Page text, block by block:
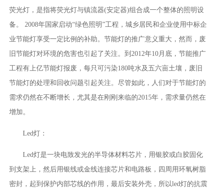
荧光灯，是指将荧光灯与镇流器(安定器)组合成一个整体的照明设
备。 2008年国家启动“绿色照明”工程，城乡居民和企业使用中标企
业节能灯享受一定比例的补助。节能灯的推广意义重大，然而，废
旧节能灯对环境的危害也引起了关注。到2012年10月底，节能推广
工程有上亿节能灯报废，每只可污染180吨水及五六亩土壤，废旧
节能灯的处理和回收问题引起关注。尽管如此，人们对于节能灯的
需求仍然在不断增长，尤其是在刚刚来临的2015年，需求量仍然在
增加。
Led灯：
Led灯是一块电致发光的半导体材料芯片，用银胶或白胶固化
到支架上，然后用银线或金线连接芯片和电路板，四周用环氧树脂
密封，起到保护内部芯线的作用，最后安装外壳，所以led灯的抗震